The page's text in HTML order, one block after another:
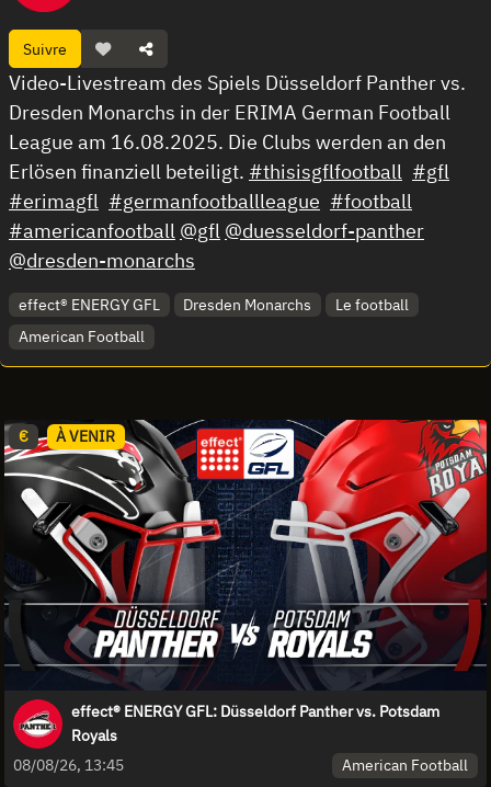
Suivre
Video-Livestream des Spiels Düsseldorf Panther vs.
Dresden Monarchs in der ERIMA German Football
League am 16.08.2025. Die Clubs werden an den
Erlösen finanziell beteiligt. #thisisgflfootball #gfl
#erimagfl #germanfootballleague #football
#americanfootball @gfl @duesseldorf-panther
@dresden-monarchs
effect® ENERGY GFL Dresden Monarchs
Le football
American Football
€ À VENIR
effect® ENERGY GFL: Düsseldorf Panther vs. Potsdam
Royals
08/08/26, 13:45
American Football